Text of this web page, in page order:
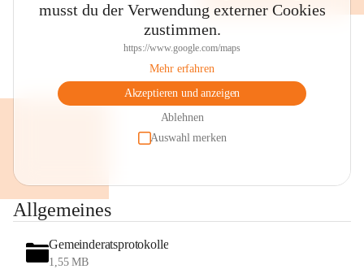
musst du der Verwendung externer Cookies
zustimmen.
https://www.google.com/maps
Mehr erfahren
Akzeptieren und anzeigen
Ablehnen
Auswahl merken
Allgemeines
Gemeinderatsprotokolle
1,55 MB